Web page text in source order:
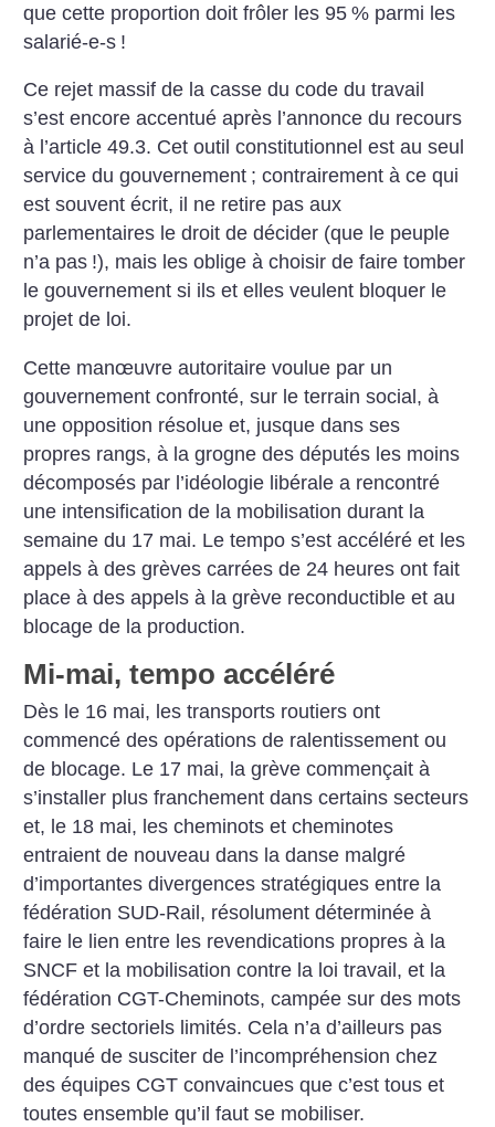
que cette proportion doit frôler les 95 % parmi les
salarié-e-s !
Ce rejet massif de la casse du code du travail
s’est encore accentué après l’annonce du recours
à l’article 49.3. Cet outil constitutionnel est au seul
service du gouvernement ; contrairement à ce qui
est souvent écrit, il ne retire pas aux
parlementaires le droit de décider (que le peuple
n’a pas !), mais les oblige à choisir de faire tomber
le gouvernement si ils et elles veulent bloquer le
projet de loi.
Cette manœuvre autoritaire voulue par un
gouvernement confronté, sur le terrain social, à
une opposition résolue et, jusque dans ses
propres rangs, à la grogne des députés les moins
décomposés par l’idéologie libérale a rencontré
une intensification de la mobilisation durant la
semaine du 17 mai. Le tempo s’est accéléré et les
appels à des grèves carrées de 24 heures ont fait
place à des appels à la grève reconductible et au
blocage de la production.
Mi-mai, tempo accéléré
Dès le 16 mai, les transports routiers ont
commencé des opérations de ralentissement ou
de blocage. Le 17 mai, la grève commençait à
s’installer plus franchement dans certains secteurs
et, le 18 mai, les cheminots et cheminotes
entraient de nouveau dans la danse malgré
d’importantes divergences stratégiques entre la
fédération SUD-Rail, résolument déterminée à
faire le lien entre les revendications propres à la
SNCF et la mobilisation contre la loi travail, et la
fédération CGT-Cheminots, campée sur des mots
d’ordre sectoriels limités. Cela n’a d’ailleurs pas
manqué de susciter de l’incompréhension chez
des équipes CGT convaincues que c’est tous et
toutes ensemble qu’il faut se mobiliser.